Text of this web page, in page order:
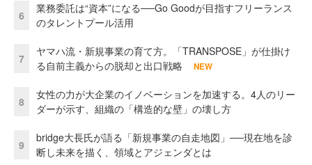
6
業務委託は“資本”になる──Go Goodが目指すフリーランス
のタレントプール活用
7
ヤマハ流・新規事業の育て方。「TRANSPOSE」が仕掛け
る自前主義からの脱却と出口戦略
NEW
8
女性の力が大企業のイノベーションを加速する。4人のリー
ダーが示す、組織の「構造的な壁」の壊し方
9
bridge大長氏が語る「新規事業の自走地図」──現在地を診
断し未来を描く、領域とアジェンダとは